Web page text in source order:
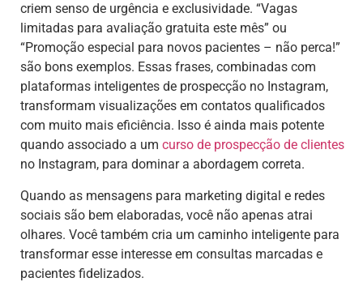
criem senso de urgência e exclusividade. “Vagas
limitadas para avaliação gratuita este mês” ou
“Promoção especial para novos pacientes – não perca!”
são bons exemplos. Essas frases, combinadas com
plataformas inteligentes de prospecção no Instagram,
transformam visualizações em contatos qualificados
com muito mais eficiência. Isso é ainda mais potente
quando associado a um curso de prospecção de clientes
no Instagram, para dominar a abordagem correta.
Quando as mensagens para marketing digital e redes
sociais são bem elaboradas, você não apenas atrai
olhares. Você também cria um caminho inteligente para
transformar esse interesse em consultas marcadas e
pacientes fidelizados.